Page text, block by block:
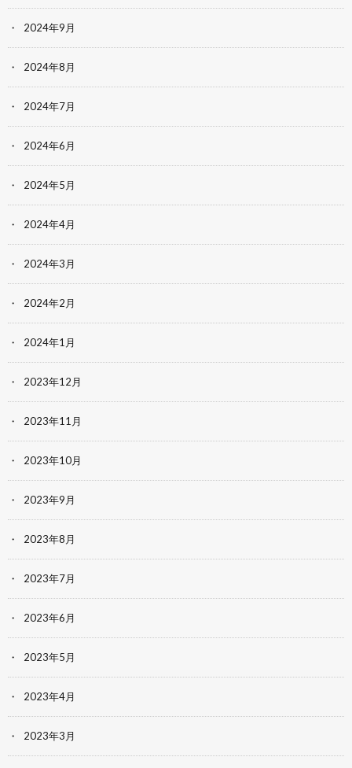
2024年9月
2024年8月
2024年7月
2024年6月
2024年5月
2024年4月
2024年3月
2024年2月
2024年1月
2023年12月
2023年11月
2023年10月
2023年9月
2023年8月
2023年7月
2023年6月
2023年5月
2023年4月
2023年3月